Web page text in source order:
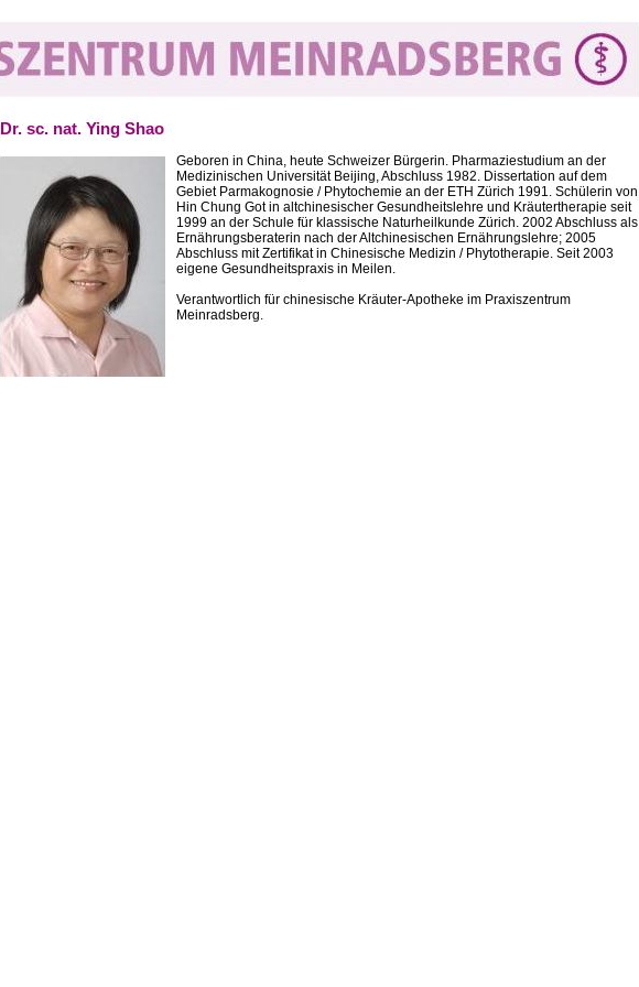
Dr. sc. nat. Ying Shao
Geboren in China, heute Schweizer Bürgerin. Pharmaziestudium an der
Medizinischen Universität Beijing,Abschluss 1982. Dissertation auf dem
Gebiet Parmakognosie / Phytochemie an der ETH Zürich 1991. Schülerin von
Hin Chung Got in altchinesischer Gesundheitslehre und Kräutertherapie seit
1999 an der Schule für klassische Naturheilkunde Zürich. 2002 Abschluss als
Ernährungsberaterin nach der Altchinesischen Ernährungslehre; 2005
Abschluss mit Zertifikat in Chinesische Medizin / Phytotherapie. Seit 2003
eigene Gesundheitspraxis in Meilen.
Verantwortlich für chinesische Kräuter-Apotheke im Praxiszentrum
Meinradsberg.